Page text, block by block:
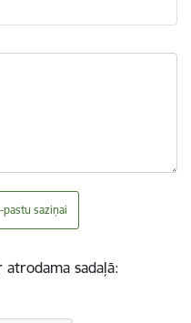
saziņai
sadaļā: